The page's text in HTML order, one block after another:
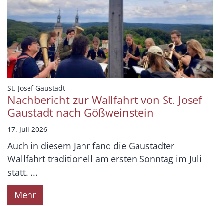
St. Josef Gaustadt:
Nachbericht zur Wallfahrt von St. Josef
Gaustadt nach Gößweinstein
17. Juli 2026
Auch in diesem Jahr fand die Gaustadter
Wallfahrt traditionell am ersten Sonntag im Juli
statt. ...
Mehr